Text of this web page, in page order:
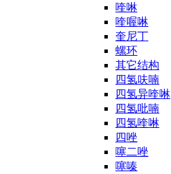
喹啉
喹喔啉
奎尼丁
螺环
其它结构
四氢呋喃
四氢异喹啉
四氢吡喃
四氢喹啉
四唑
噻二唑
噻嗪